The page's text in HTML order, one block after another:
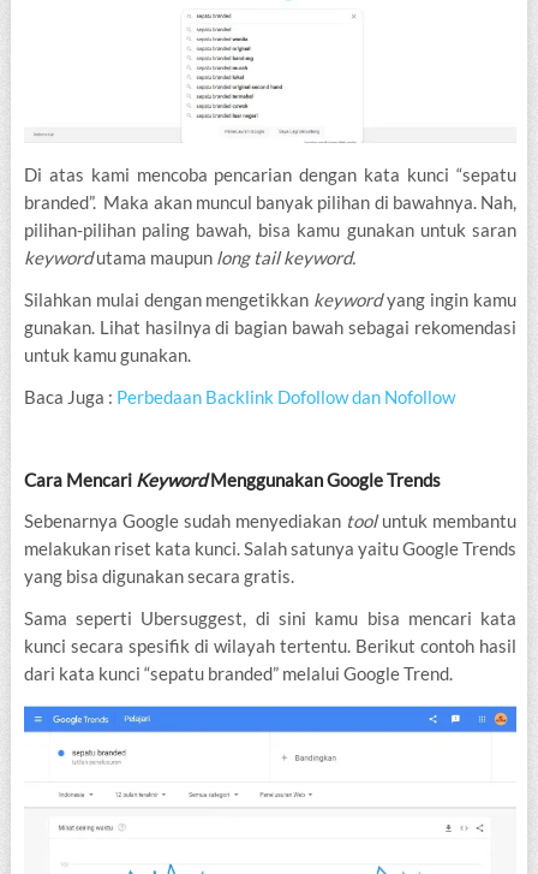
Di atas kami mencoba pencarian dengan kata kunci “sepatu
branded”. Maka akan muncul banyak pilihan di bawahnya. Nah,
pilihan-pilihan paling bawah, bisa kamu gunakan untuk saran
keywordutama maupunlong tail keyword.
Silahkan mulai dengan mengetikkan keywordyang ingin kamu
gunakan. Lihat hasilnya di bagian bawah sebagai rekomendasi
untuk kamu gunakan.
Baca Juga : Perbedaan Backlink Dofollow dan Nofollow
Cara Mencari KeywordMenggunakan Google Trends
Sebenarnya Google sudah menyediakan tooluntuk membantu
melakukan riset kata kunci. Salah satunya yaitu Google Trends
yang bisa digunakan secara gratis.
Sama seperti Ubersuggest, di sini kamu bisa mencari kata
kunci secara spesifik di wilayah tertentu. Berikut contoh hasil
dari kata kunci “sepatu branded” melalui Google Trend.